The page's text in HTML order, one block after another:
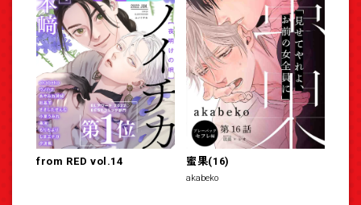
from RED vol.14 蜜果(16)
akabeko